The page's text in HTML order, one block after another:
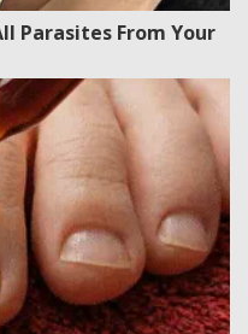
Parasites From Your